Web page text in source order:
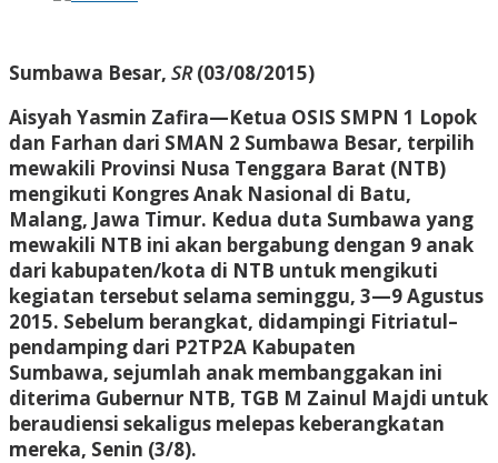
Sumbawa Besar, SR(03/08/2015)
Aisyah Yasmin Zafira—Ketua OSIS SMPN 1 Lopok
dan Farhan dari SMAN 2 Sumbawa Besar, terpilih
mewakili Provinsi Nusa Tenggara Barat (NTB)
mengikuti Kongres Anak Nasional di Batu,
Malang, Jawa Timur. Kedua duta Sumbawa yang
mewakili NTB ini akan bergabung dengan 9 anak
dari kabupaten/kota di NTB untuk mengikuti
kegiatan tersebut selama seminggu, 3—9 Agustus
2015. Sebelum berangkat, didampingi Fitriatul–
pendamping dari P2TP2A Kabupaten
Sumbawa, sejumlah anak membanggakan ini
diterima Gubernur NTB, TGB M Zainul Majdi untuk
beraudiensi sekaligus melepas keberangkatan
mereka, Senin (3/8).